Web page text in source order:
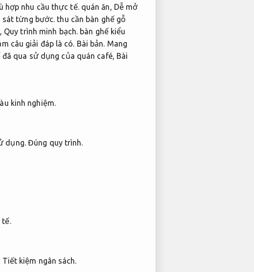
hợp nhu cầu thực tế.quán ăn, Dễ mở
sát từng bước. thu cần bàn ghế gỗ
Quy trình minh bạch. bàn ghế kiểu
câu giải đáp là có. Bài bản. Mang
qua sử dụng của quán café, Bài
kinh nghiệm.
dụng. Đúng quy trình.
tế.
Tiết kiệm ngân sách.